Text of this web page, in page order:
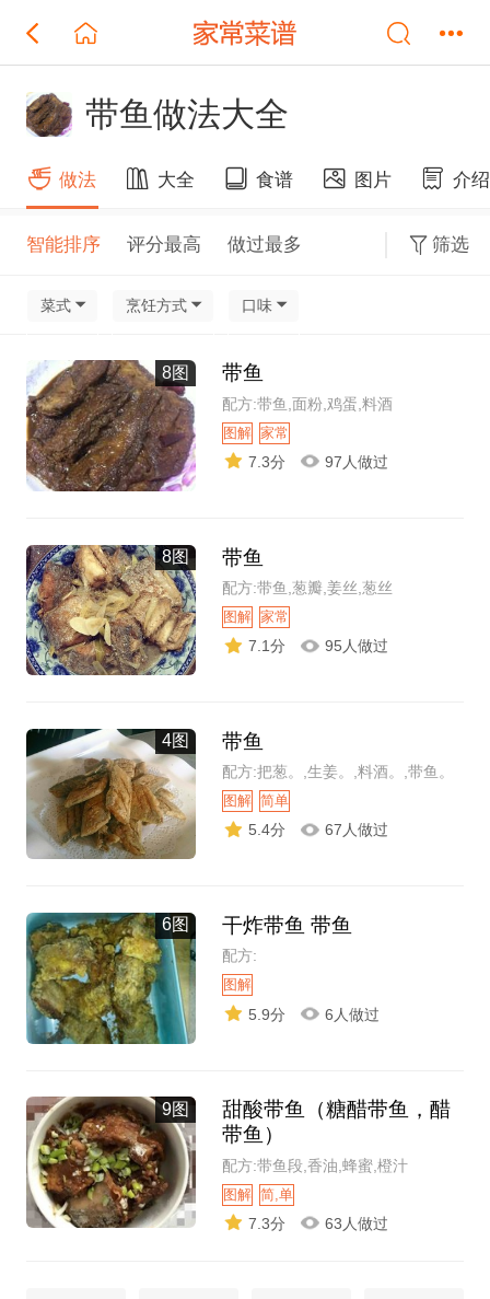
带鱼做法大全
做法 大全 食谱 图片 介绍
智能排序 评分最高 做过最多 筛选
菜式 烹饪方式 口味
8图 带鱼
配方:带鱼,面粉,鸡蛋,料酒
图解 家常
7.3分 97人做过
8图 带鱼
配方:带鱼,葱瓣,姜丝,葱丝
图解 家常
7.1分 95人做过
4图 带鱼
配方:把葱。,生姜。,料酒。,带鱼。
图解 简单
5.4分 67人做过
6图 干炸带鱼 带鱼
配方:
图解
5.9分 6人做过
9图
甜酸带鱼（糖醋带鱼，醋
带鱼）
配方:带鱼段,香油,蜂蜜,橙汁
图解 简,单
7.3分 63人做过